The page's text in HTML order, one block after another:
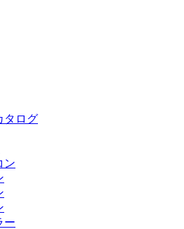
タログ
ン
ー